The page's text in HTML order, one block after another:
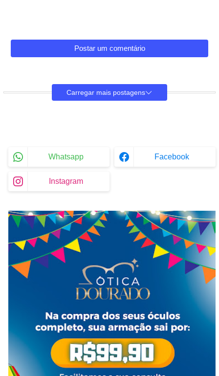
Postar um comentário
Carregar mais postagens
Whatsapp Facebook
Instagram